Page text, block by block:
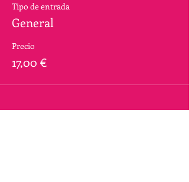
Tipo de entrada
General
Precio
17,00 €